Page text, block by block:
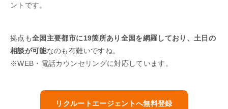
ントです。
拠点も全国主要都市に19箇所あり全国を網羅しており、土日の
相談が可能なのも有難いですね。
※WEB・電話カウンセリングに対応しています。
リクルートエージェントへ無料登録